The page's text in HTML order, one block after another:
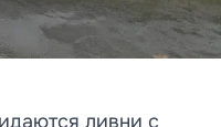
ливни с